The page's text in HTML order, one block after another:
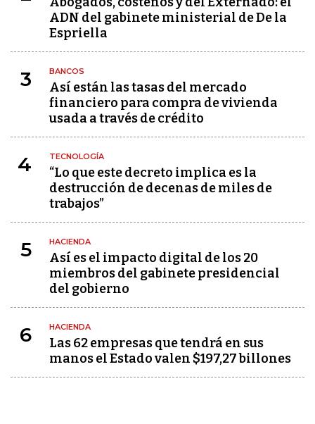
ADN del gabinete ministerial de De la
Espriella
3 BANCOS
Así están las tasas del mercado
financiero para compra de vivienda
usada a través de crédito
4 TECNOLOGÍA
“Lo que este decreto implica es la
destrucción de decenas de miles de
trabajos”
5 HACIENDA
Así es el impacto digital de los 20
miembros del gabinete presidencial
del gobierno
6 HACIENDA
Las 62 empresas que tendrá en sus
manos el Estado valen $197,27 billones